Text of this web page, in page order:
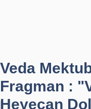
Veda
Fragman :
Heyecan